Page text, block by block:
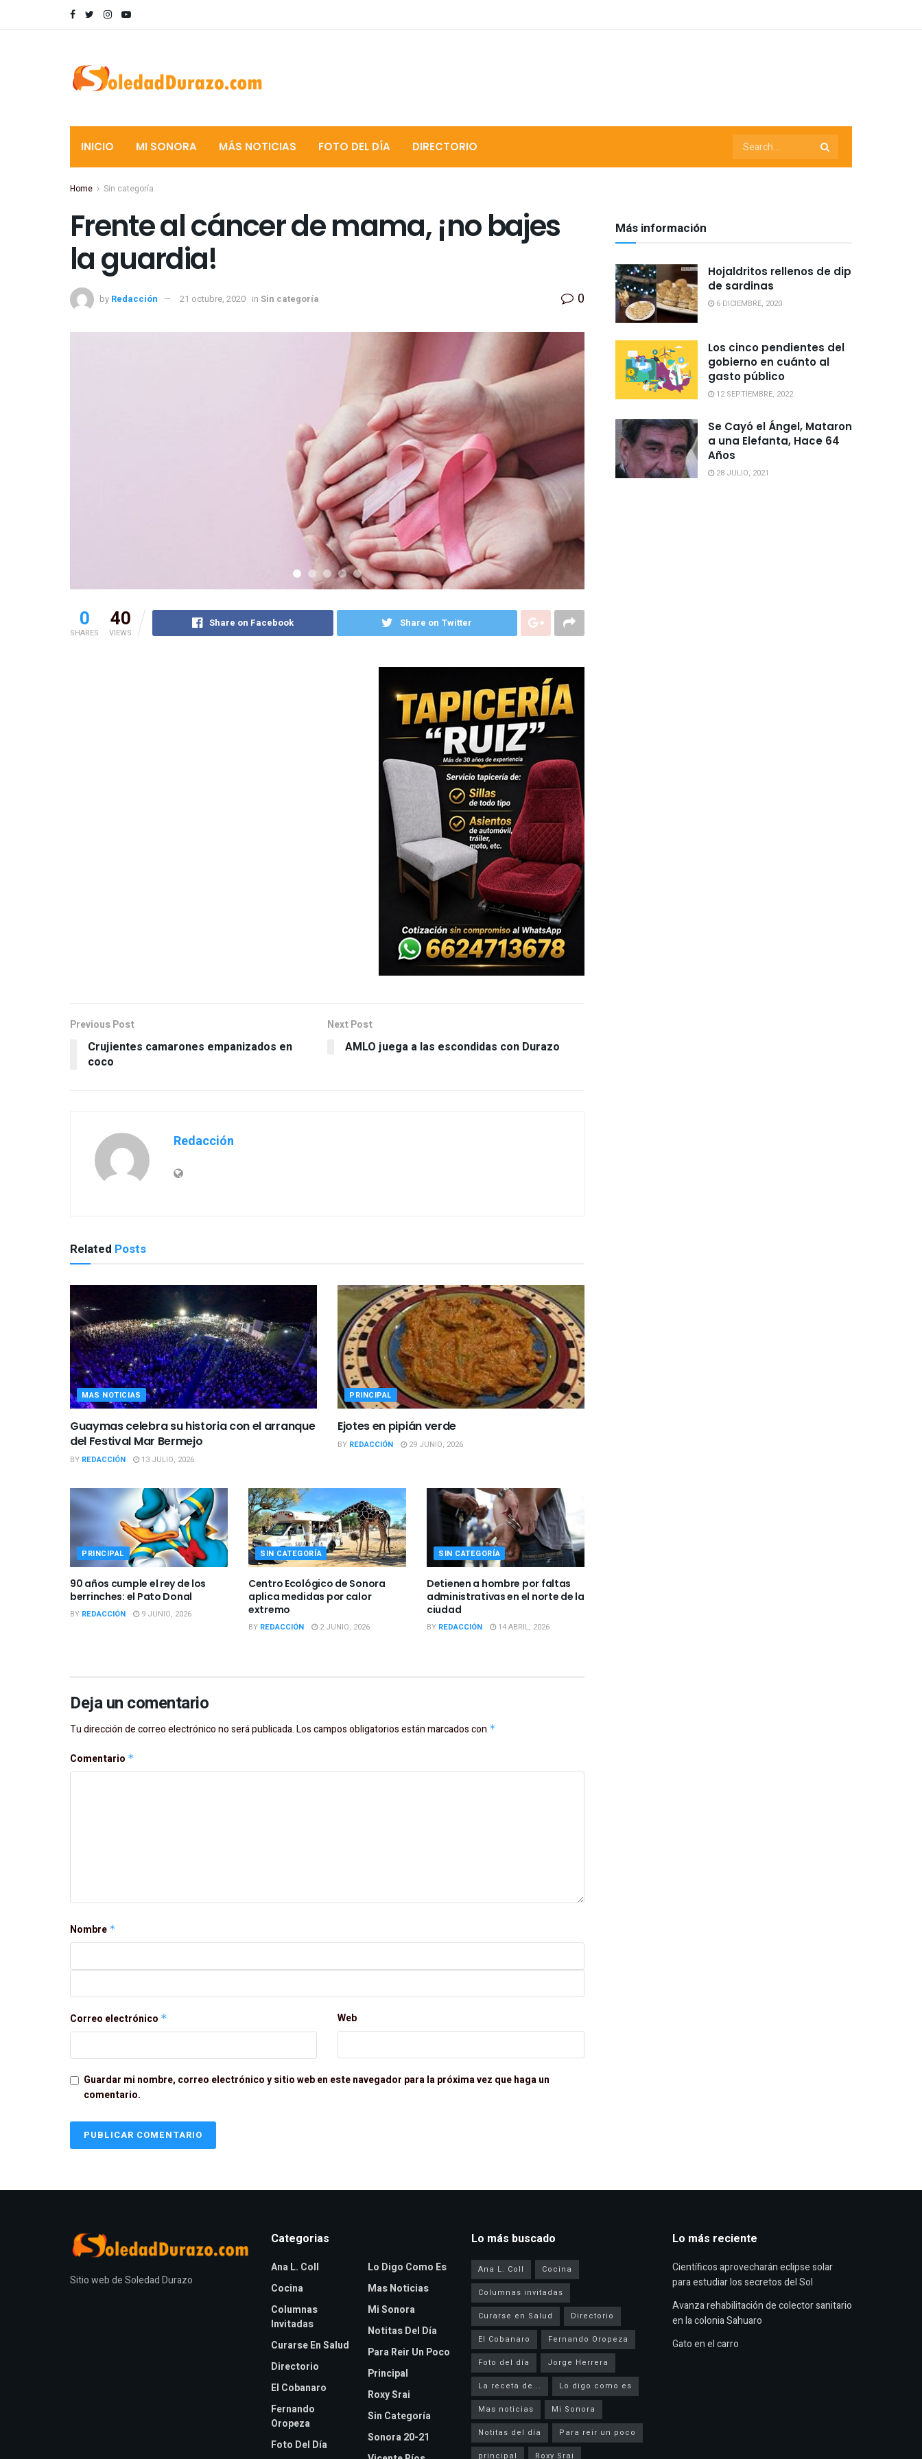
INICIO MI SONORA MÁS NOTICIAS FOTO DEL DÍA DIRECTORIO
Home Sin categoría
Frente al cáncer de mama, ¡no bajes
la guardia!
by Redacción 21 octubre, 2020 in Sin categoría 0
0
SHARES
40
VIEWS
Share on Facebook Share on Twitter
Previous Post
Crujientes camarones empanizados en
coco
Next Post
AMLO juega a las escondidas con Durazo
Redacción
Related Posts
MAS NOTICIAS
Guaymas celebra su historia con el arranque
del Festival Mar Bermejo
BY REDACCIÓN 13 JULIO, 2026
PRINCIPAL
Ejotes en pipián verde
BY REDACCIÓN 29 JUNIO, 2026
PRINCIPAL
90 años cumple el rey de los
berrinches: el Pato Donal
BY REDACCIÓN 9 JUNIO, 2026
SIN CATEGORÍA
Centro Ecológico de Sonora
aplica medidas por calor
extremo
BY REDACCIÓN 2 JUNIO, 2026
SIN CATEGORÍA
Detienen a hombre por faltas
administrativas en el norte de la
ciudad
BY REDACCIÓN 14 ABRIL, 2026
Deja un comentario
Tu dirección de correo electrónico no será publicada.Los campos obligatorios están marcados con *
Comentario *
Nombre *
Correo electrónico * Web
Guardar mi nombre, correo electrónico y sitio web en este navegador para la próxima vez que haga un
comentario.
Más información
Hojaldritos rellenos de dip
de sardinas
6 DICIEMBRE, 2020
Los cinco pendientes del
gobierno en cuánto al
gasto público
12 SEPTIEMBRE, 2022
Se Cayó el Ángel, Mataron
a una Elefanta, Hace 64
Años
28 JULIO, 2021
Sitio web de Soledad Durazo
Categorias
Ana L. Coll
Cocina
Columnas
Invitadas
Curarse En Salud
Directorio
El Cobanaro
Fernando
Oropeza
Foto Del Día
Lo Digo Como Es
Mas Noticias
Mi Sonora
Notitas Del Día
Para Reir Un Poco
Principal
Roxy Srai
Sin Categoría
Sonora 20-21
Lo más buscado
Ana L. Coll
Cocina
Columnas invitadas
Curarse en Salud
Directorio
El Cobanaro
Fernando Oropeza
Foto del día
Jorge Herrera
La receta de...
Lo digo como es
Mas noticias
Mi Sonora
Notitas del día
Para reir un poco
principal
Roxy Srai
Lo más reciente
Científicos aprovecharán eclipse solar
para estudiar los secretos del Sol
Avanza rehabilitación de colector sanitario
en la colonia Sahuaro
Gato en el carro